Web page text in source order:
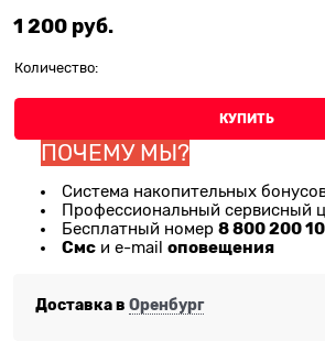
1 200 руб.
Количество:
КУПИТЬ
ПОЧЕМУ МЫ?
Система накопительных
Профессиональный сервисный
Бесплатный номер 8 800 200
Смс и e-mail оповещения
Доставка в Оренбург